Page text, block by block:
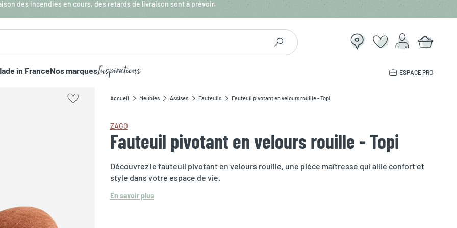
des incendies en cours, des retards de livraison sont à prévoir.
in FranceNos marquesInspirations ESPACE PRO
Accueil Meubles Assises Fauteuils Fauteuil pivotant en velours rouille - Topi
ZAGO
Fauteuil pivotant en velours rouille - Topi
Découvrez le fauteuil pivotant en velours rouille, une pièce maîtresse qui allie confort et
style dans votre espace de vie.
En savoir plus